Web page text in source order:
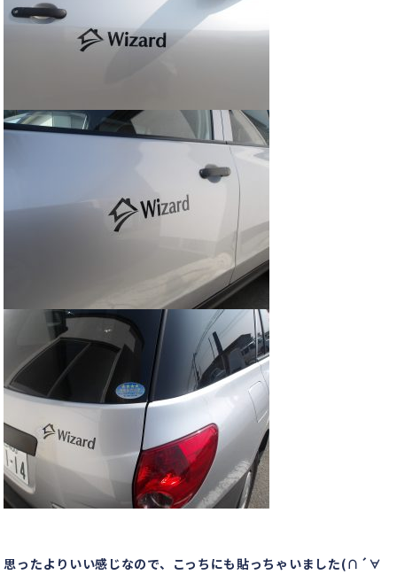
思ったよりいい感じなので、こっちにも貼っちゃいました(∩´∀